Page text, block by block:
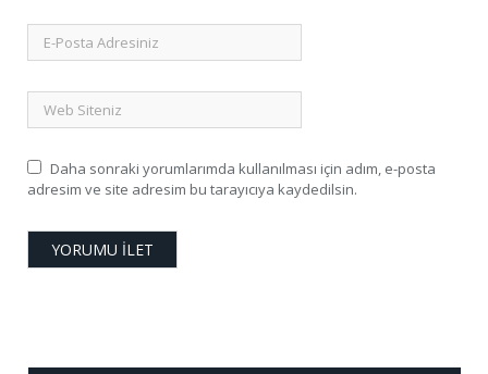
Daha sonraki yorumlarımda kullanılması için adım, e-posta
adresim ve site adresim bu tarayıcıya kaydedilsin.